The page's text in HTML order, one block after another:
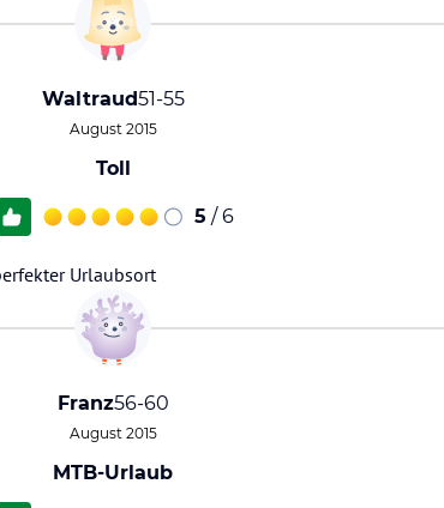
Waltraud51-55
August 2015
Toll
5 / 6
Urlaubsort
Franz56-60
August 2015
MTB-Urlaub